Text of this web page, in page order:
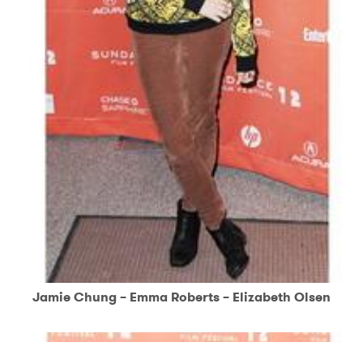
Jamie Chung – Emma Roberts – Elizabeth Olsen